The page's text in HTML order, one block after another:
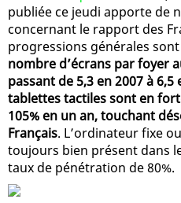
publiée ce jeudi apporte de
concernant le rapport des
progressions générales
nombre d’écrans par foyer
passant de 5,3 en 2007 à
tablettes tactiles sont en
105% en un an, touchant
Français. L’ordinateur fixe
toujours bien présent dans
taux de pénétration de 80%.